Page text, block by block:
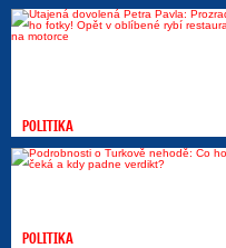
POLITIKA
POLITIKA